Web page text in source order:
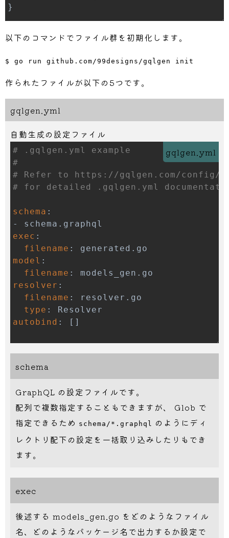
}
createTodo ( input : NewTodo !) : Todo
以下のコマンドでファイル群を初期化します。
$ go run github.com/99designs/gqlgen init
作られたファイルが以下の5つです。
gqlgen.yml
自動生成の設定ファイル
gqlgen.yml
# .gqlgen.yml example
#
# Refer to https://gqlgen.com/config/
# for detailed .gqlgen.yml
schema :
-
exec :
filename :
model :
filename :
resolver :
filename :
type :
autobind : [ ]
schema
GraphQL の設定ファイルです。
配列で複数指定することもできますが、 Glob で
指定できるため schema/*.graphql
のようにディ
レクトリ配下の設定を一括取り込みしたりもでき
ます。
exec
後述する models_gen.go をどのようなファイル
名、どのようなパッケージ名で出力するか設定で